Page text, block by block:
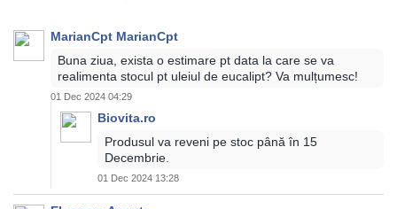
MarianCpt MarianCpt
Buna ziua, exista o estimare pt data la care se va
realimenta stocul pt uleiul de eucalipt? Va mulțumesc!
01 Dec 2024 04:29
Biovita.ro
Produsul va reveni pe stoc până în 15
Decembrie.
01 Dec 2024 13:28